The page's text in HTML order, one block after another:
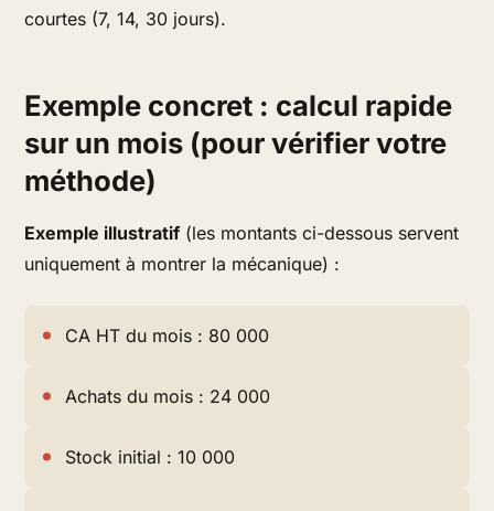
courtes (7, 14, 30 jours).
Exemple concret : calcul rapide
sur un mois (pour vérifier votre
méthode)
Exemple illustratif (les montants ci-dessous servent
uniquement à montrer la mécanique) :
CA HT du mois : 80 000
Achats du mois : 24 000
Stock initial : 10 000